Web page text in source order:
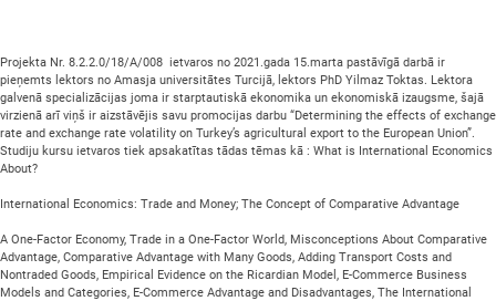
Projekta Nr. 8.2.2.0/18/A/008 ietvaros no 2021.gada 15.marta pastāvīgā darbā ir
pieņemts lektors no Amasja universitātes Turcijā, lektors PhD Yilmaz Toktas. Lektora
galvenā specializācijas joma ir starptautiskā ekonomika un ekonomiskā izaugsme, šajā
virzienā arī viņš ir aizstāvējis savu promocijas darbu “Determining the effects of exchange
rate and exchange rate volatility on Turkey’s agricultural export to the European Union”.
Studiju kursu ietvaros tiek apsakatītas tādas tēmas kā : What is International Economics
About?
International Economics: Trade and Money; The Concept of Comparative Advantage
A One-Factor Economy, Trade in a One-Factor World, Misconceptions About Comparative
Advantage, Comparative Advantage with Many Goods, Adding Transport Costs and
Nontraded Goods, Empirical Evidence on the Ricardian Model, E-Commerce Business
Models and Categories, E-Commerce Advantage and Disadvantages, The International